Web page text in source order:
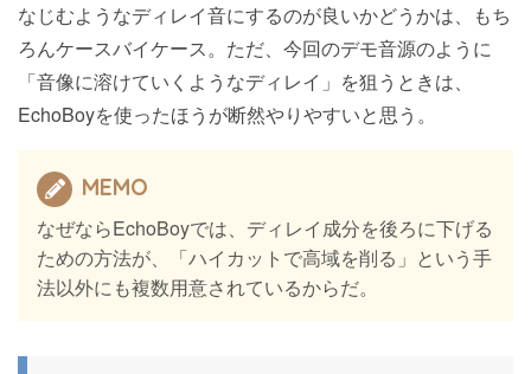
なじむようなディレイ音にするのが良いかどうかは、もち
ろんケースバイケース。ただ、今回のデモ音源のように
「音像に溶けていくようなディレイ」を狙うときは、
EchoBoyを使ったほうが断然やりやすいと思う。
MEMO
なぜならEchoBoyでは、ディレイ成分を後ろに下げる
ための方法が、「ハイカットで高域を削る」という手
法以外にも複数用意されているからだ。